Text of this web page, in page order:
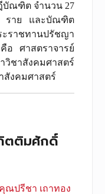
บัณฑิต จำนวน 27
ราย และบัณฑิต
ราชทานปรัชญา
ศาสตราจารย์
ชาสังคมศาสตร์
สังคมศาสตร์
ติมศักดิ์
ณปรีชา เถาทอง